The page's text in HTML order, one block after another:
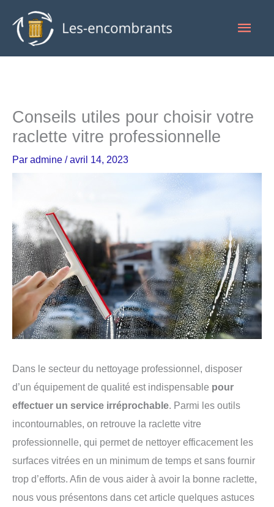
contenu
Conseils utiles pour choisir votre
raclette vitre professionnelle
Par admine /avril 14, 2023
Dans le secteur du nettoyage professionnel, disposer
d’un équipement de qualité est indispensable pour
effectuer un service irréprochable. Parmi les outils
incontournables, on retrouve la raclette vitre
professionnelle, qui permet de nettoyer efficacement les
surfaces vitrées en un minimum de temps et sans fournir
trop d’efforts. Afin de vous aider à avoir la bonne raclette,
nous vous présentons dans cet article quelques astuces